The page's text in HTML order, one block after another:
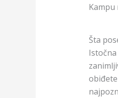
Kampu
Šta